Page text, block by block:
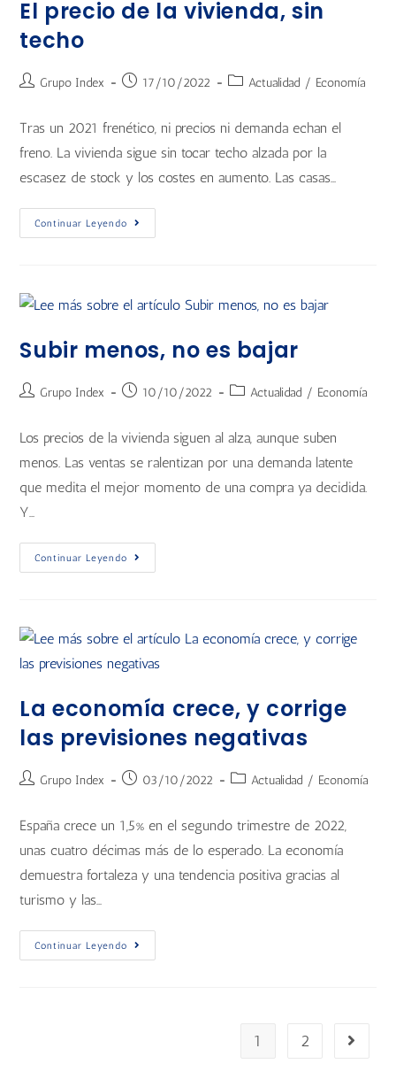
El precio de la vivienda, sin
techo
Grupo Index 17/10/2022 Actualidad / Economía
Tras un 2021 frenético, ni precios ni demanda echan el
freno. La vivienda sigue sin tocar techo alzada por la
escasez de stock y los costes en aumento. Las casas…
Continuar Leyendo
Subir menos, no es bajar
Grupo Index 10/10/2022 Actualidad / Economía
Los precios de la vivienda siguen al alza, aunque suben
menos. Las ventas se ralentizan por una demanda latente
que medita el mejor momento de una compra ya decidida.
Y…
Continuar Leyendo
La economía crece, y corrige
las previsiones negativas
Grupo Index 03/10/2022 Actualidad / Economía
España crece un 1,5% en el segundo trimestre de 2022,
unas cuatro décimas más de lo esperado. La economía
demuestra fortaleza y una tendencia positiva gracias al
turismo y las…
Continuar Leyendo
1 2